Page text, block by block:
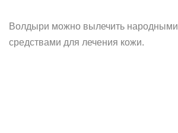
Волдыри можно вылечить народными
средствами для лечения кожи.